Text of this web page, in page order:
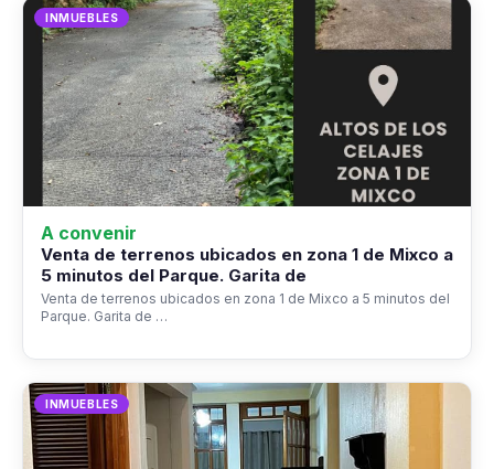
INMUEBLES
A convenir
Venta de terrenos ubicados en zona 1 de Mixco a
5 minutos del Parque. Garita de
Venta de terrenos ubicados en zona 1 de Mixco a 5 minutos del
Parque. Garita de …
INMUEBLES